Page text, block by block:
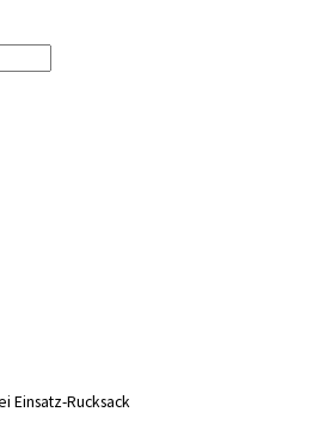
Einsatz-Rucksack